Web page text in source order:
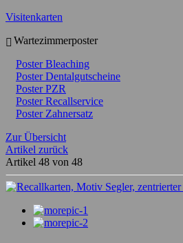
Visitenkarten
Wartezimmerposter
Poster Bleaching
Poster Dentalgutscheine
Poster PZR
Poster Recallservice
Poster Zahnersatz
Zur Übersicht
Artikel zurück
Artikel 48 von 48